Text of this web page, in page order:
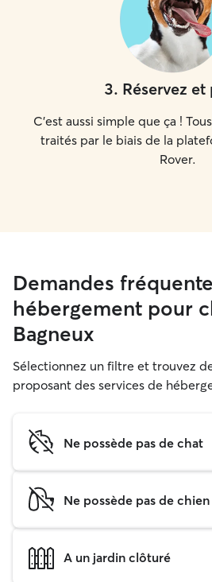
3. Réservez et
C'est aussi simple que ça !
traités par le biais de la
Rover.
Demandes
hébergement pour
Bagneux
Sélectionnez un filtre et trouvez
proposant des services de
Ne possède pas de chat
Ne possède pas de chien
A un jardin clôturé